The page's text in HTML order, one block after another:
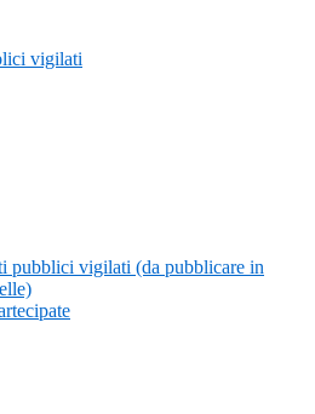
vigilati
pubblici vigilati (da pubblicare in